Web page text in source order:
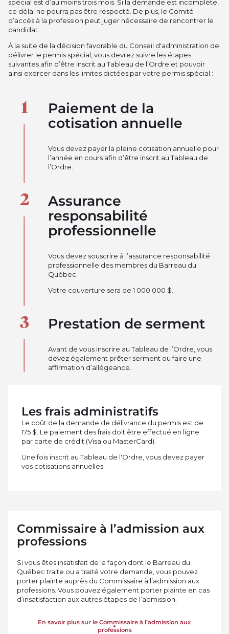
spécial est d’au moins trois mois. Si la demande est incomplète,
ce délai ne pourra pas être respecté. De plus, le Comité
d’accès à la profession peut juger nécessaire de rencontrer le
candidat.
À la suite de la décision favorable du Conseil d'administration de
délivrer le permis spécial, vous devrez suivre les étapes
suivantes afin d’être inscrit au Tableau de l’Ordre et pouvoir
ainsi exercer dans les limites dictées par votre permis spécial :
Paiement de la
cotisation annuelle
Vous devez payer la pleine cotisation annuelle pour
l’année en cours afin d’être inscrit au Tableau de
l’Ordre.
Assurance
responsabilité
professionnelle
Vous devez souscrire à l’assurance responsabilité
professionnelle des membres du Barreau du
Québec.
Votre couverture sera de 1 000 000 $.
Prestation de serment
Avant de vous inscrire au Tableau de l’Ordre, vous
devez également prêter serment ou faire une
affirmation d’allégeance.
Les frais administratifs
Le coût de la demande de délivrance du permis est de
175 $. Le paiement des frais doit être effectué en ligne
par carte de crédit (Visa ou MasterCard).
Une fois inscrit au Tableau de l'Ordre, vous devez payer
vos cotisations annuelles.
Commissaire à l’admission aux
professions
Si vous êtes insatisfait de la façon dont le Barreau du
Québec traite ou a traité votre demande, vous pouvez
porter plainte auprès du Commissaire à l’admission aux
professions. Vous pouvez également porter plainte en cas
d’insatisfaction aux autres étapes de l’admission.
En savoir plus sur le Commissaire à l’admission aux
professions